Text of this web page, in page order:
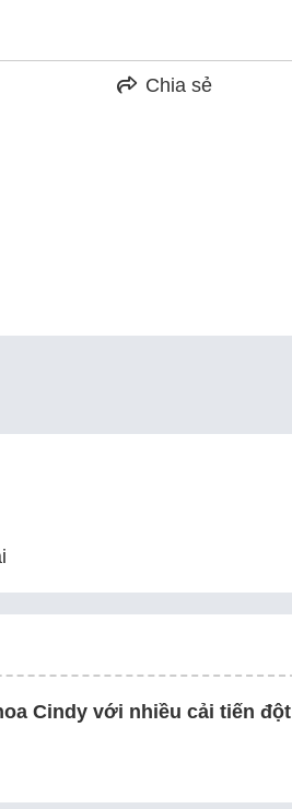
Chia sẻ
Cindy với nhiều cải tiến đột